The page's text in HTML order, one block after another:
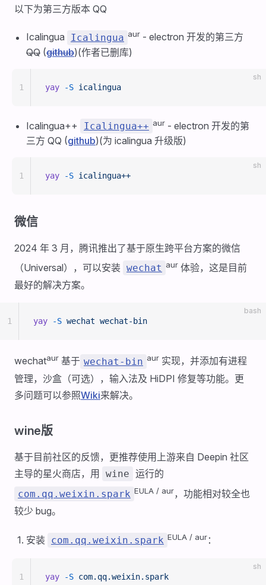
以下为第三方版本 QQ
Icalingua Icalingua aur - electron 开发的第三方
QQ (github)(作者已删库)
sh
yay -S icalingua
1
Icalingua++ Icalingua++ aur - electron 开发的第
三方 QQ (github)(为 icalingua 升级版)
sh
yay -S icalingua++
1
微信
2024 年 3 月，腾讯推出了基于原生跨平台方案的微信
（Universal），可以安装 wechat aur 体验，这是目前
最好的解决方案。
bash
yay -S wechat wechat-bin
1
wechataur 基于 wechat-bin aur 实现，并添加有进程
管理，沙盒（可选），输入法及 HiDPI 修复等功能。更
多问题可以参照Wiki来解决。
wine版
基于目前社区的反馈，更推荐使用上游来自 Deepin 社区
主导的星火商店，用 wine 运行的
com.qq.weixin.spark EULA / aur，功能相对较全也
较少 bug。
安装 com.qq.weixin.spark EULA / aur：
sh
yay -S com.qq.weixin.spark
1